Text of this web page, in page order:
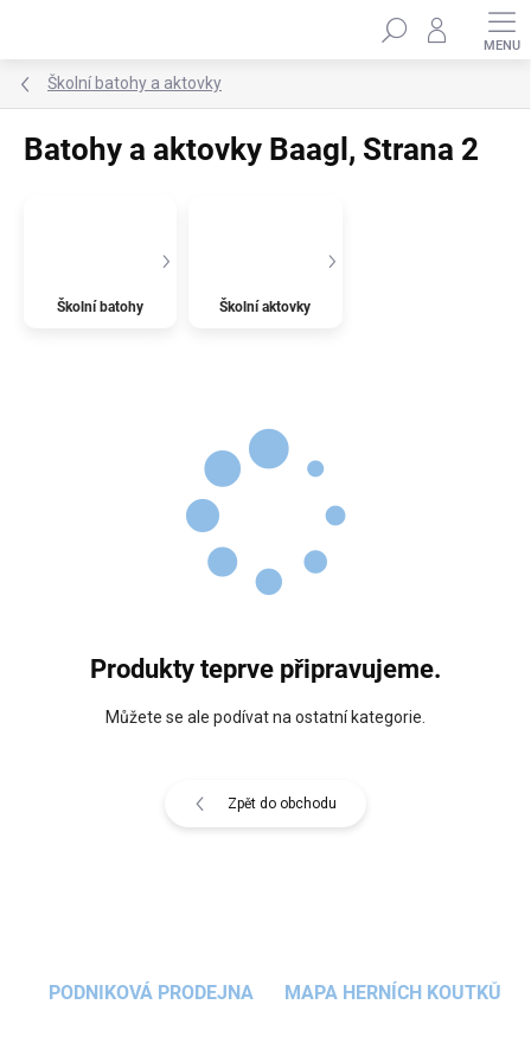
Hledat
Školní batohy a aktovky
Batohy a aktovky Baagl , Strana 2
Školní batohy Školní aktovky
Produkty teprve připravujeme.
Můžete se ale podívat na ostatní kategorie.
Zpět do obchodu
PODNIKOVÁ PRODEJNA MAPA HERNÍCH KOUTKŮ